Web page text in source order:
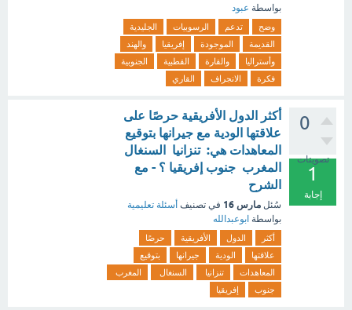
بواسطة عبود
وضح تدعم الرسوبيات
الجليدية
القديمة
الموجودة إفريقيا
والهند
وأستراليا
والقارة القطبية
الجنوبية
فكرة
الانجراف القاري
0
تصويتات
1
إجابة
أكثر الدول الأفريقية حرصًا على
علاقتها الودية مع جيرانها بتوقيع
المعاهدات هي: تنزانيا السنغال
المغرب جنوب إفريقيا ؟ - مع
الشرح
سُئل مارس 16 في تصنيف أسئلة تعليمية
بواسطة ابوعبدالله
أكثر الدول الأفريقية
حرصًا
علاقتها
الودية جيرانها
بتوقيع
المعاهدات
تنزانيا السنغال
المغرب
جنوب
إفريقيا